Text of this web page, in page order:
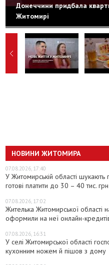
Донеччини придбала
Житомирі
НОВИНИ ЖИТОМИРА
07.08.2026, 17:40
У Житомирській області
готові платити до 30 – 40 тис. грн
07.08.2026, 17:02
Жителька Житомирської області
оформили на неї онлайн-
07.08.2026, 16:31
У селі Житомирської області
кухонним ножем й пішов з дому